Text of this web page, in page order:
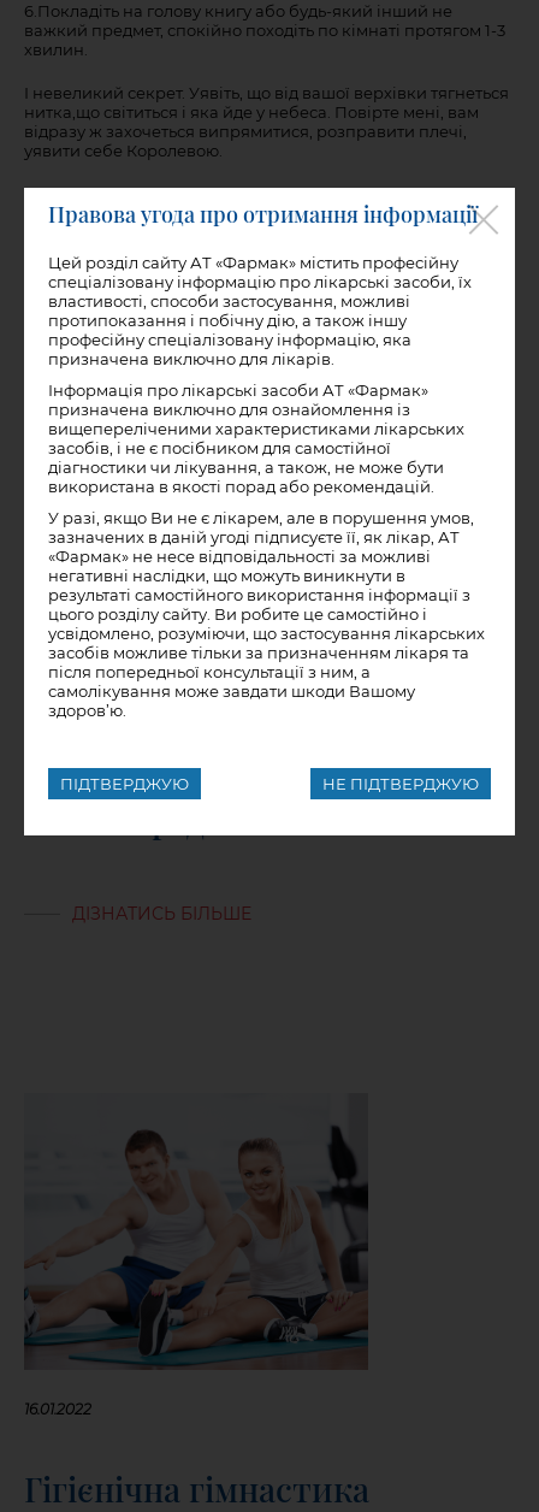
6.Покладіть на голову книгу або будь-який інший не
важкий предмет, спокійно походіть по кімнаті протягом 1-3
хвилин.
І невеликий секрет. Уявіть, що від вашої верхівки тягнеться
нитка,що світиться і яка йде у небеса. Повірте мені, вам
відразу ж захочеться випрямитися, розправити плечі,
уявити себе Королевою.
Регулярно виконуючи ці вправи, не втрачайте можливості
походити босоніж по траві, гальці, а перебуваючи біля
водойми – по його дну на мілководді. Все це теж допоможе
Джерело: beautiful-life.kiev.ua
ДІЗНАТИСЬ БІЛЬШЕ
16.01.2022
Гігієнічна гімнастика
Правова угода про отримання інформації
Цей розділ сайту АТ «Фармак» містить професійну
спеціалізовану інформацію про лікарські засоби, їх
властивості, способи застосування, можливі
протипоказання і побічну дію, а також іншу
професійну спеціалізовану інформацію, яка
призначена виключно для лікарів.
Інформація про лікарські засоби АТ «Фармак»
призначена виключно для ознайомлення із
вищепереліченими характеристиками лікарських
засобів, і не є посібником для самостійної
діагностики чи лікування, а також, не може бути
використана в якості порад або рекомендацій.
У разі, якщо Ви не є лікарем, але в порушення умов,
зазначених в даній угоді підписуєте її, як лікар, АТ
«Фармак» не несе відповідальності за можливі
негативні наслідки, що можуть виникнути в
результаті самостійного використання інформації з
цього розділу сайту. Ви робите це самостійно і
усвідомлено, розуміючи, що застосування лікарських
засобів можливе тільки за призначенням лікаря та
після попередньої консультації з ним, а
самолікування може завдати шкоди Вашому
здоров’ю.
ПІДТВЕРДЖУЮ НЕ ПІДТВЕРДЖУЮ